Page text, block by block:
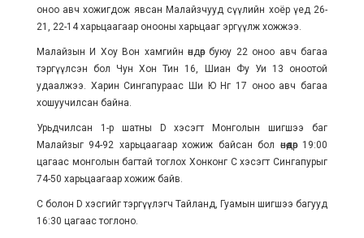
оноо авч хожигдож явсан Малайзчууд сүүлийн хоёр үед 26-
21, 22-14 харьцаагаар онооны харьцааг эргүүлж хожжээ.
Малайзын И Хоу Вон хамгийн өндөр буюу 22 оноо авч багаа
тэргүүлсэн бол Чун Хон Тин 16, Шиан Фу Уи 13 оноотой
удаалжээ. Харин Сингапураас Ши Ю Нг 17 оноо авч багаа
хошуучилсан байна.
Урьдчилсан 1-р шатны D хэсэгт Монголын шигшээ баг
Малайзыг 94-92 харьцаагаар хожиж байсан бол өнөөдөр 19:00
цагаас монголын багтай тоглох Хонконг C хэсэгт Сингапурыг
74-50 харьцаагаар хожиж байв.
C болон D хэсгийг тэргүүлэгч Тайланд, Гуамын шигшээ багууд
16:30 цагаас тоглоно.